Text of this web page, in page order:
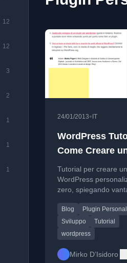
12
12
3
2
1
1
1
24/01/2013• IT
WordPress
Come Creare
Plugin
Personalizzato?
Tutorial per creare
WordPress
zero, spiegando
Blog
Plugin
Sviluppo
Tutorial
wordpress
Mirko D’Isidoro